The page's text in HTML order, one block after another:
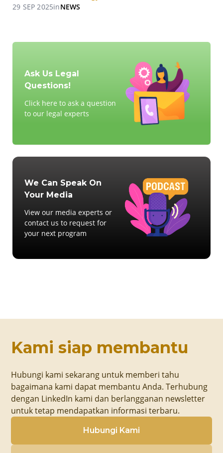
29 SEP 2025inNEWS
Ask Us Legal
Questions!
Click here to ask a question
to our legal experts
We Can Speak On
Your Media
View our media experts or
contact us to request for
your next program
Kami siap membantu
Hubungi kami sekarang untuk memberi tahu
bagaimana kami dapat membantu Anda. Terhubung
dengan LinkedIn kami dan berlangganan newsletter
untuk tetap mendapatkan informasi terbaru.
Hubungi Kami